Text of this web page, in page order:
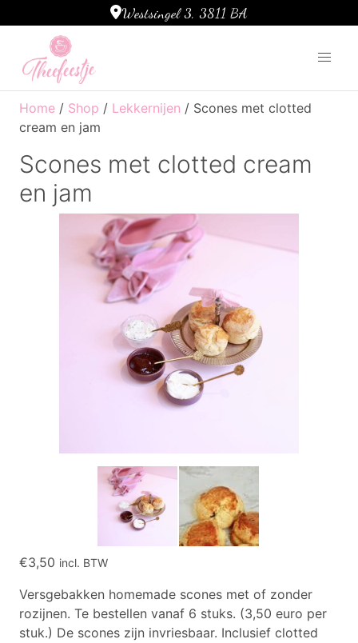
Ga naar de inhoud
Westsingel 3, 3811 BA
Home / Shop / Lekkernijen / Scones met clotted
cream en jam
Scones met clotted cream
en jam
€3,50 incl. BTW
Versgebakken homemade scones met of zonder
rozijnen. Te bestellen vanaf 6 stuks. (3,50 euro per
stuk.) De scones zijn invriesbaar. Inclusief clotted